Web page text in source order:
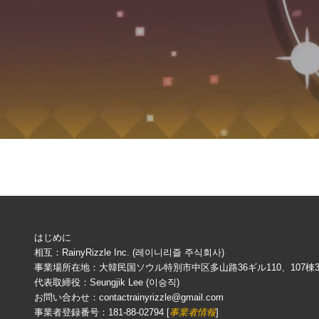
はじめに
相互：RainyRizzle Inc. (레이니리즐 주식회사)
事業場所在地：大韓民国ソウル特別市中区多山路36ギル110、107棟
代表取締役：Seungjik Lee (이승직)
お問い合わせ：contactrainyrizzle@gmail.com
事業者登録番号：181-88-02794 [事業者情報]